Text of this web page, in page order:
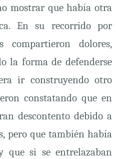
mostrar que había otra
En su recorrido por
compartieron dolores,
la forma de defenderse
ir construyendo otro
constatando que en
descontento debido a
pero que también había
que si se entrelazaban